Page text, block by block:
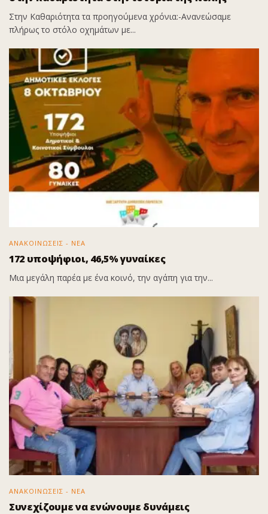
Στην Καθαριότητα τα προηγούμενα χρόνια:-Ανανεώσαμε
πλήρως το στόλο οχημάτων με...
ΑΝΑΚΟΙΝΩΣΕΙΣ - ΝΕΑ
172 υποψήφιοι, 46,5% γυναίκες
Μια μεγάλη παρέα με ένα κοινό, την αγάπη για την...
ΑΝΑΚΟΙΝΩΣΕΙΣ - ΝΕΑ
Συνεχίζουμε να ενώνουμε δυνάμεις